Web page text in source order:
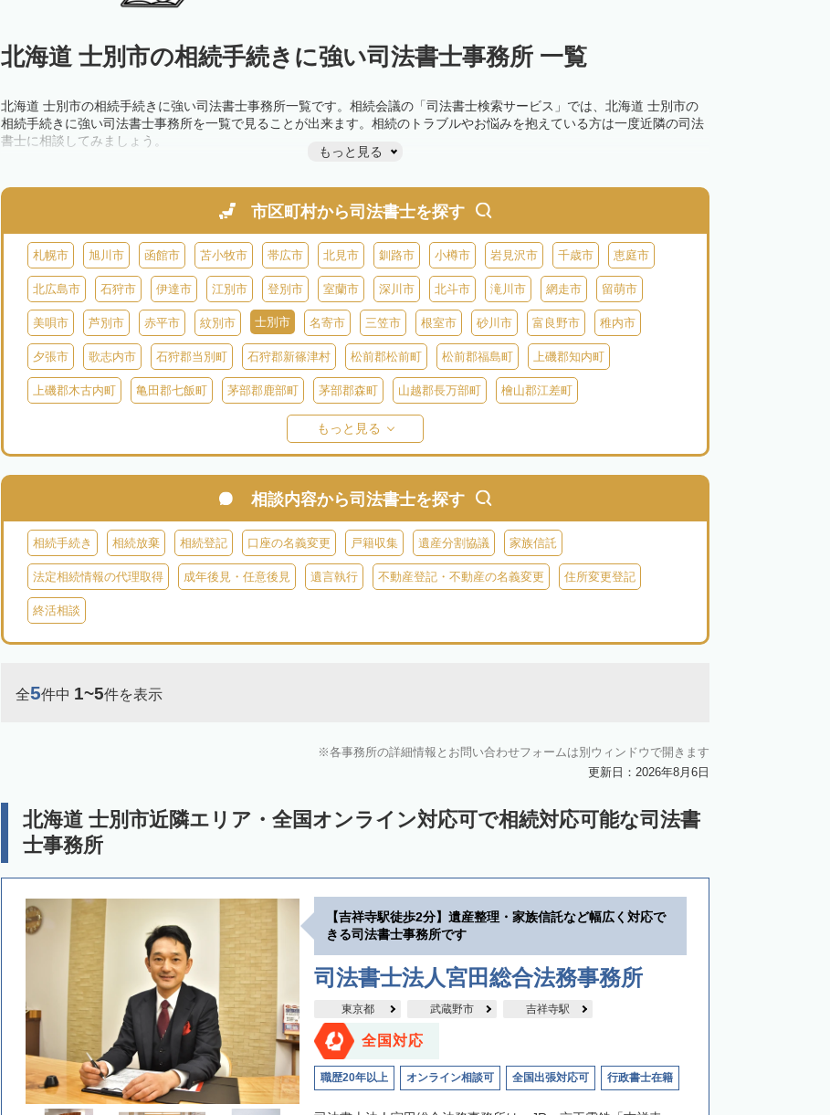
北海道 士別市の相続手続きに強い司法書士事務所 一覧
北海道 士別市の相続手続きに強い司法書士事務所一覧です。相続会議の「司法書士検索サービス」では、北海道 士別市の
相続手続きに強い司法書士事務所を一覧で見ることが出来ます。相続のトラブルやお悩みを抱えている方は一度近隣の司法
書士に相談してみましょう。
もっと見る
市区町村から司法書士を探す
札幌市 旭川市 函館市 苫小牧市 帯広市 北見市 釧路市 小樽市 岩見沢市 千歳市 恵庭市
北広島市 石狩市 伊達市 江別市 登別市 室蘭市 深川市 北斗市 滝川市 網走市 留萌市
美唄市 芦別市 赤平市 紋別市 士別市 名寄市 三笠市 根室市 砂川市 富良野市 稚内市
夕張市 歌志内市 石狩郡当別町 石狩郡新篠津村 松前郡松前町 松前郡福島町 上磯郡知内町
上磯郡木古内町 亀田郡七飯町 茅部郡鹿部町 茅部郡森町 山越郡長万部町 檜山郡江差町
奥尻郡奥尻町
島牧郡島牧村 寿都郡寿都町 寿都郡黒松内町 磯谷郡蘭越町 虻田郡ニセコ町 虻田郡倶知安町
虻田郡喜茂別町 虻田郡京極町 虻田郡豊浦町
岩内郡共和町 岩内郡岩内町 二海郡八雲町 古宇郡泊村 古宇郡神恵内村 古平郡古平町 積丹郡積丹町
余市郡仁木町 余市郡余市町 余市郡赤井川村 空知郡南幌町 空知郡奈井江町 空知郡上砂川町
空知郡上富良野町 空知郡中富良野町 空知郡南富良野町 夕張郡由仁町 夕張郡長沼町 夕張郡栗山町
樺戸郡月形町
上川郡東神楽町 上川郡鷹栖町
中川郡幕別町 中川郡池田町 中川郡豊頃町
天塩郡遠別町 天塩郡天塩町 天塩郡豊富町 天塩郡幌延町 宗谷郡猿払村 枝幸郡浜頓別町
網走郡津別町 網走郡大空町 斜里郡斜里町 斜里郡清里町 斜里郡小清水町 常呂郡訓子府町
常呂郡置戸町 常呂郡佐呂間町 紋別郡遠軽町 紋別郡湧別町 紋別郡滝上町
紋別郡西興部村 紋別郡雄武町 有珠郡壮瞥町 白老郡白老町 沙流郡日高町 沙流郡平取町 新冠郡新冠町
浦河郡浦河町 様似郡様似町 幌泉郡えりも町
河東郡上士幌町 河東郡鹿追町 河西郡芽室町 河西郡中札内村 河西郡更別村
広尾郡広尾町 足寄郡足寄町 足寄郡陸別町 十勝郡浦幌町 釧路郡釧路町 厚岸郡厚岸町 厚岸郡浜中町
川上郡標茶町 川上郡弟子屈町 阿寒郡鶴居村
もっと見る
相談内容から司法書士を探す
相続手続き 相続放棄 相続登記 口座の名義変更 戸籍収集 遺産分割協議 家族信託
法定相続情報の代理取得 成年後見・任意後見 遺言執行 不動産登記・不動産の名義変更 住所変更登記
終活相談
全5件中 1~5件を表示
各事務所の詳細情報とお問い合わせフォームは別ウィンドウで開きます
更新日：2026年8月6日
北海道 士別市近隣エリア・全国オンライン対応可で相続対応可能な司法書
士事務所
【吉祥寺駅徒歩2分】遺産整理・家族信託など幅広く対応で
きる司法書士事務所です
司法書士法人宮田総合法務事務所
東京都 武蔵野市 吉祥寺駅
全国対応
職歴20年以上 オンライン相談可 全国出張対応可 行政書士在籍